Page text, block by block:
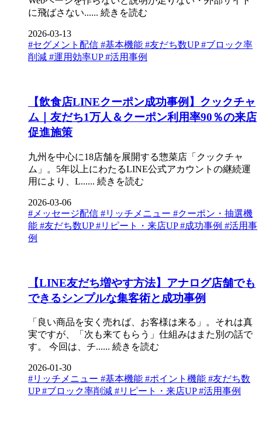
に飛ばさない...... 続きを読む
2026-03-13
#セグメント配信 #基本機能 #友だち数UP#ブロック率
削減 #運用効率UP#活用事例
【飲食店LINEクーポン成功事例】クックチャ
ム｜友だち1万人＆クーポン利用率90％の来店
促進施策
九州を中心に18店舗を展開する惣菜店「クックチャ
ム」。5年以上にわたるLINE公式アカウントの継続運
用により、L...... 続きを読む
2026-03-06
#メッセージ配信 #リッチメニュー #クーポン・抽選機
能 #友だち数UP#リピート・来店UP#成功事例 #活用事
例
【LINE友だち増やす方法】アナログ店舗でも
できるシンプルな集客術と成功事例
「良い商品を安く売れば、お客様は来る」。それは真
実ですが、「次も来てもらう」仕組みはまた別の話で
す。 今回は、チ...... 続きを読む
2026-01-30
#リッチメニュー #基本機能 #ポイント機能 #友だち数
UP#ブロック率削減 #リピート・来店UP#活用事例